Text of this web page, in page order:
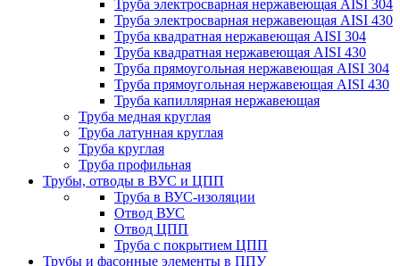
Труба электросварная нержавеющая AISI 304
Труба электросварная нержавеющая AISI 430
Труба квадратная нержавеющая AISI 304
Труба квадратная нержавеющая AISI 430
Труба прямоугольная нержавеющая AISI 304
Труба прямоугольная нержавеющая AISI 430
Труба капиллярная нержавеющая
Труба медная круглая
Труба латунная круглая
Труба круглая
Труба профильная
Трубы, отводы в ВУС и ЦПП
Труба в ВУС-изоляции
Отвод ВУС
Отвод ЦПП
Труба с покрытием ЦПП
Трубы и фасонные элементы в ППУ